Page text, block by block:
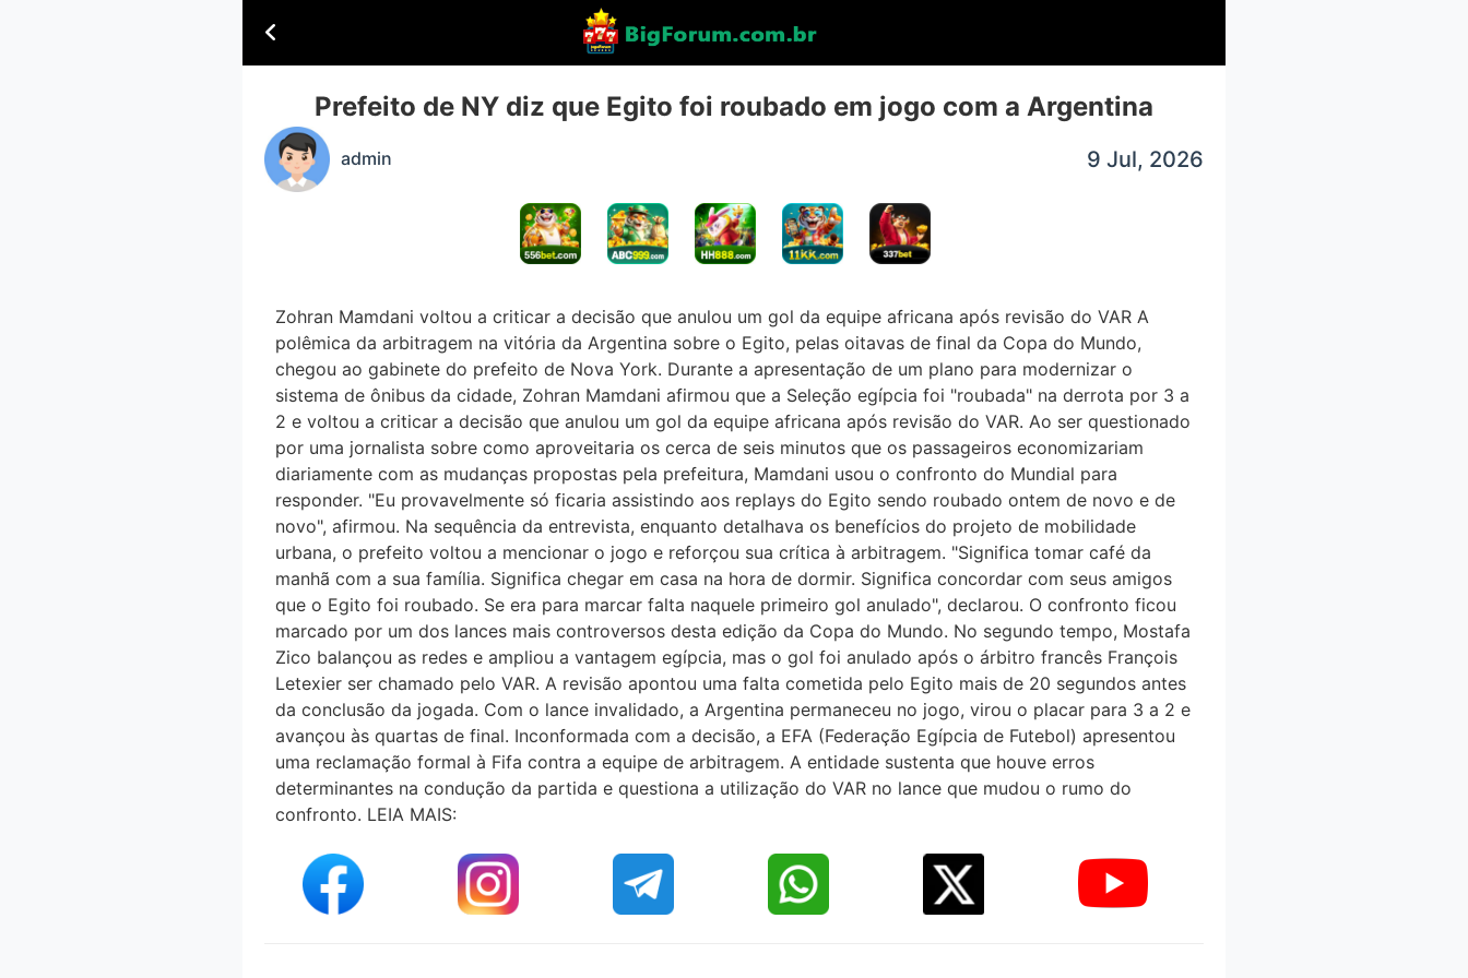
Prefeito de NY diz que Egito foi roubado em jogo com a Argentina
admin 9 Jul, 2026
Zohran Mamdani voltou a criticar a decisão que anulou um gol da equipe africana após revisão do VAR A
polêmica da arbitragem na vitória da Argentina sobre o Egito, pelas oitavas de final da Copa do Mundo,
chegou ao gabinete do prefeito de Nova York. Durante a apresentação de um plano para modernizar o
sistema de ônibus da cidade, Zohran Mamdani afirmou que a Seleção egípcia foi "roubada" na derrota por 3 a
2 e voltou a criticar a decisão que anulou um gol da equipe africana após revisão do VAR. Ao ser questionado
por uma jornalista sobre como aproveitaria os cerca de seis minutos que os passageiros economizariam
diariamente com as mudanças propostas pela prefeitura, Mamdani usou o confronto do Mundial para
responder. "Eu provavelmente só ficaria assistindo aos replays do Egito sendo roubado ontem de novo e de
novo", afirmou. Na sequência da entrevista, enquanto detalhava os benefícios do projeto de mobilidade
urbana, o prefeito voltou a mencionar o jogo e reforçou sua crítica à arbitragem. "Significa tomar café da
manhã com a sua família. Significa chegar em casa na hora de dormir. Significa concordar com seus amigos
que o Egito foi roubado. Se era para marcar falta naquele primeiro gol anulado", declarou. O confronto ficou
marcado por um dos lances mais controversos desta edição da Copa do Mundo. No segundo tempo, Mostafa
Zico balançou as redes e ampliou a vantagem egípcia, mas o gol foi anulado após o árbitro francês François
Letexier ser chamado pelo VAR. A revisão apontou uma falta cometida pelo Egito mais de 20 segundos antes
da conclusão da jogada. Com o lance invalidado, a Argentina permaneceu no jogo, virou o placar para 3 a 2 e
avançou às quartas de final. Inconformada com a decisão, a EFA (Federação Egípcia de Futebol) apresentou
uma reclamação formal à Fifa contra a equipe de arbitragem. A entidade sustenta que houve erros
determinantes na condução da partida e questiona a utilização do VAR no lance que mudou o rumo do
confronto. LEIA MAIS: